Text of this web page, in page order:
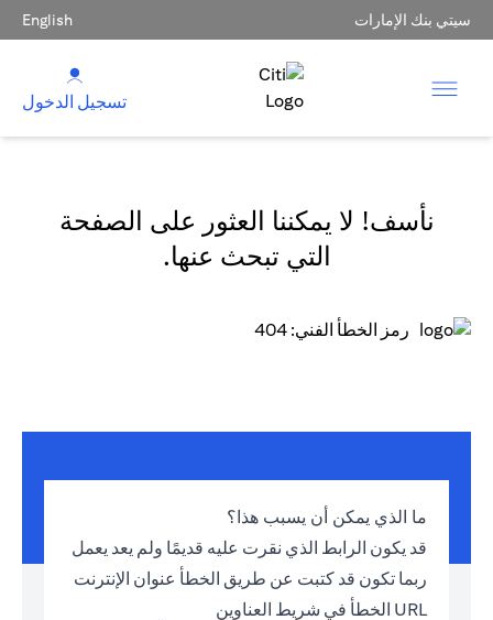
سيتي بنك الإمارات English
تسجيل الدخول
نأسف! لا يمكننا العثور على الصفحة
التي تبحث عنها.
رمز الخطأ الفني: 404
ما الذي يمكن أن يسبب هذا؟
قد يكون الرابط الذي نقرت عليه قديمًا ولم يعد يعمل
ربما تكون قد كتبت عن طريق الخطأ عنوان الإنترنت
URL الخطأ في شريط العناوين